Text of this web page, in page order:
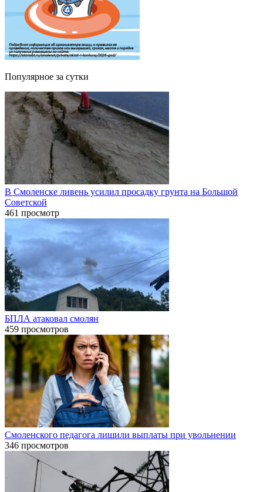
Популярное за сутки
В Смоленске ливень усилил просадку грунта на Большой
Советской
461 просмотр
БПЛА атаковал смолян
459 просмотров
Смоленского педагога лишили выплаты при увольнении
346 просмотров